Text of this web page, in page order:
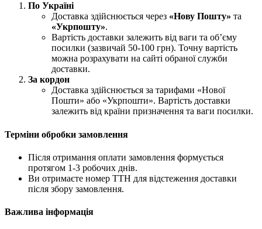
По Україні
Доставка здійснюється через «Нову Пошту» та
«Укрпошту».
Вартість доставки залежить від ваги та об’єму
посилки (зазвичай 50-100 грн). Точну вартість
можна розрахувати на сайті обраної служби
доставки.
За кордон
Доставка здійснюється за тарифами «Нової
Пошти» або «Укрпошти». Вартість доставки
залежить від країни призначення та ваги посилки.
Терміни обробки замовлення
Після отримання оплати замовлення формується
протягом 1-3 робочих днів.
Ви отримаєте номер ТТН для відстеження доставки
після збору замовлення.
Важлива інформація